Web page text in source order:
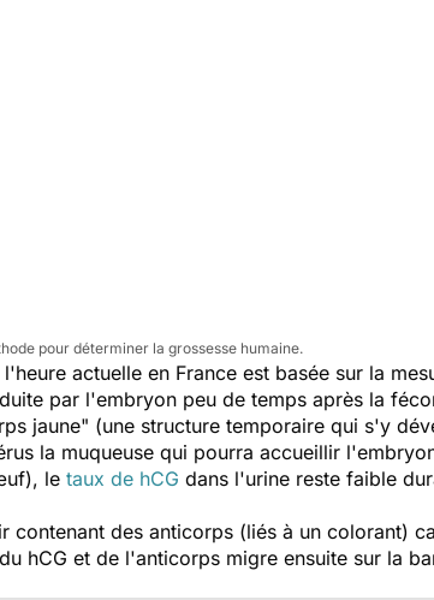
pour déterminer la grossesse humaine.
actuelle en France est basée sur la
par l'embryon peu de temps après la
jaune" (une structure temporaire qui s'y
la muqueuse qui pourra accueillir
le taux de hCG dans l'urine reste faible
contenant des anticorps (liés à un colorant)
hCG et de l'anticorps migre ensuite sur la